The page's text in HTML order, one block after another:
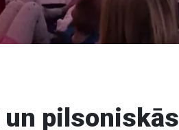
un pilsoniskās